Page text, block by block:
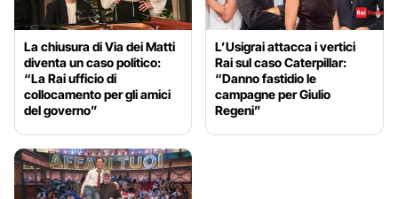
La chiusura di Via dei Matti
diventa un caso politico:
“La Rai ufficio di
collocamento per gli amici
del governo”
L’Usigrai attacca i vertici
Rai sul caso Caterpillar:
“Danno fastidio le
campagne per Giulio
Regeni”